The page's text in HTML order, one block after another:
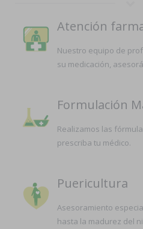
Atención
Nuestro equipo de
su medicación,
Formulación
Realizamos las
prescriba tu médico.
Puericultura
Asesoramiento
hasta la madurez del